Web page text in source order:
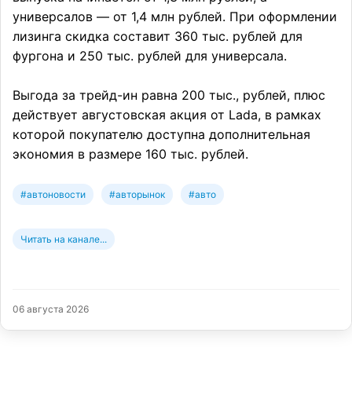
универсалов — от 1,4 млн рублей. При оформлении
лизинга скидка составит 360 тыс. рублей для
фургона и 250 тыс. рублей для универсала.
Выгода за трейд-ин равна 200 тыс., рублей, плюс
действует августовская акция от Lada, в рамках
которой покупателю доступна дополнительная
экономия в размере 160 тыс. рублей.
#автоновости #авторынок #авто
Читать на канале...
06 августа 2026